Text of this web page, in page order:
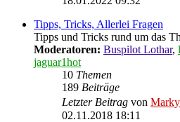
Tipps, Tricks, Allerlei Fragen
Tipps und Tricks rund um das
Moderatoren: Buspilot Lothar,
jaguar1hot
10 Themen
189 Beiträge
Letzter Beitrag von Marky
02.11.2018 18:11